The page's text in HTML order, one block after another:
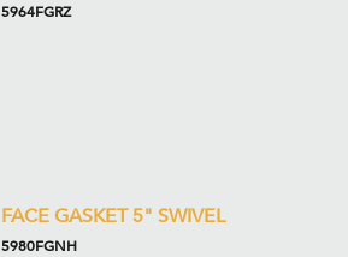
5964FGRZ
FACE GASKET 5" SWIVEL
5980FGNH